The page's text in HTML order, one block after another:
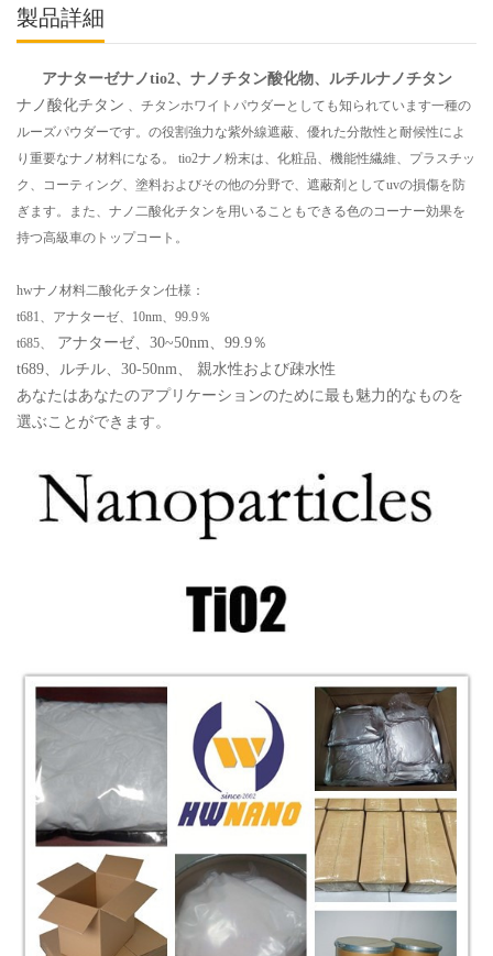
製品詳細
アナターゼナノtio2、ナノチタン酸化物、ルチルナノチタン
ナノ酸化チタン 、チタンホワイトパウダーとしても知られています一種の
ルーズパウダーです。の役割強力な紫外線遮蔽、優れた分散性と耐候性によ
り重要なナノ材料になる。 tio2ナノ粉末は、化粧品、機能性繊維、プラスチッ
ク、コーティング、塗料およびその他の分野で、遮蔽剤としてuvの損傷を防
ぎます。また、ナノ二酸化チタンを用いることもできる色のコーナー効果を
持つ高級車のトップコート。
hwナノ材料二酸化チタン仕様：
t681、アナターゼ、10nm、99.9％
t685、
アナターゼ、30~50nm、99.9％
t689、ルチル、30-50nm、
親水性および疎水性
あなたはあなたのアプリケーションのために最も魅力的なものを
選ぶことができます。